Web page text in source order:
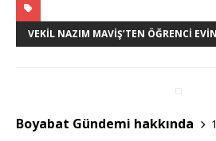
c
e
o
it
te
ar
e
VEKIL NAZIM MAVIŞ’TEN ÖĞRENCI
Boyabat Gündemi hakkında